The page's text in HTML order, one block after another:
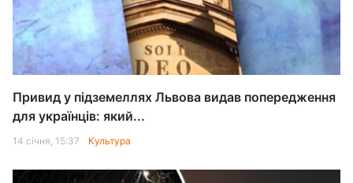
Привид у підземеллях Львова видав попередження
для українців: який...
14 січня, 15:37 Культура